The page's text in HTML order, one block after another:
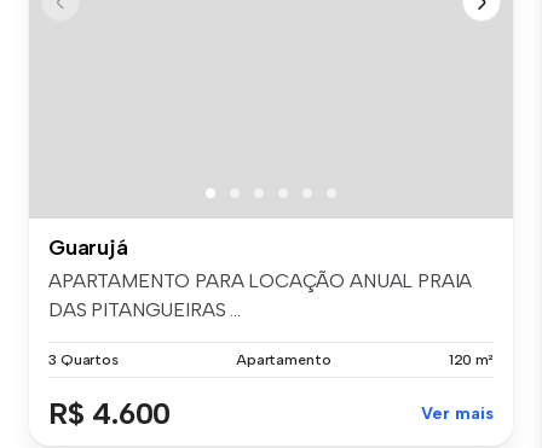
Guarujá
APARTAMENTO PARA LOCAÇÃO ANUAL PRAIA
DAS PITANGUEIRAS ...
3 Quartos Apartamento 120 m²
R$ 4.600 Ver mais